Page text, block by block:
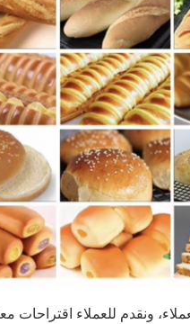
ونقدم للعملاء